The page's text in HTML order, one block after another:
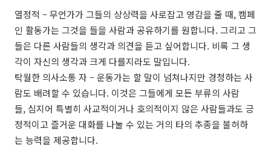
열정적 – 무언가가 그들의 상상력을 사로잡고 영감을 줄 때, 캠페
인 활동가는 그것을 들을 사람과 공유하기를 원합니다. 그리고 그
들은 다른 사람들의 생각과 의견을 듣고 싶어합니다. 비록 그 생
각이 자신의 생각과 크게 다를지라도 말입니다.
탁월한 의사소통 자 – 운동가는 할 말이 넘쳐나지만 경청하는 사
람도 배려할 수 있습니다. 이것은 그들에게 모든 부류의 사람
들, 심지어 특별히 사교적이거나 호의적이지 않은 사람들과도 긍
정적이고 즐거운 대화를 나눌 수 있는 거의 타의 추종을 불허하
는 능력을 제공합니다.